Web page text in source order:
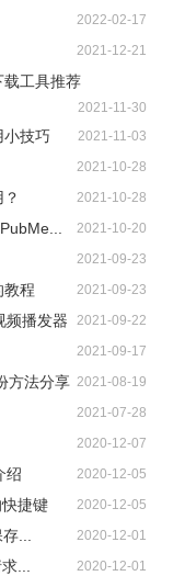
2022-02-17
2021-12-21
载工具推荐
2021-11-30
小技巧 2021-11-03
2021-10-28
2021-10-28
2021-10-20
2021-09-23
教程 2021-09-23
频播发器 2021-09-22
2021-09-17
方法分享 2021-08-19
2021-07-28
2020-12-07
绍 2020-12-05
捷键 2020-12-05
... 2020-12-01
... 2020-12-01